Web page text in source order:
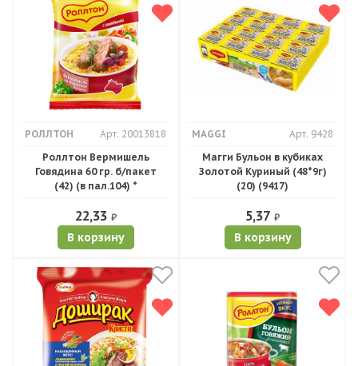
РОЛЛТОН
Арт. 20013818
Роллтон Вермишель
Говядина 60 гр. б/пакет
(42) (в пал.104) *
22,33 ₽
В корзину
MAGGI
Арт. 9428
Магги Бульон в кубиках
Золотой Куриный (48*9г)
(20) (9417)
5,37 ₽
В корзину